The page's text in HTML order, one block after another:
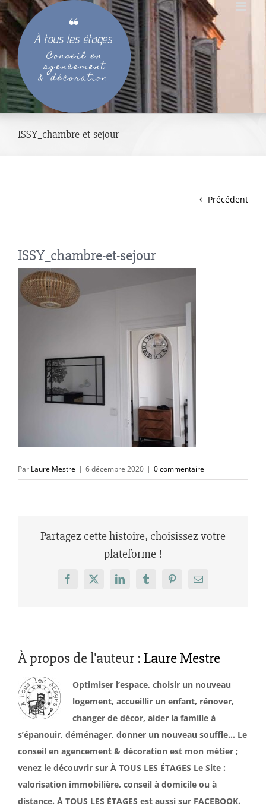
Passer
au
contenu
ISSY_chambre-et-sejour
Précédent
ISSY_chambre-et-sejour
Par Laure Mestre | 6 décembre 2020 | 0 commentaire
Partagez cette histoire, choisissez votre
plateforme !
Facebook
X LinkedInTumblrPinterestEmail
À propos de l'auteur : Laure Mestre
Optimiser l’espace, choisir un nouveau
logement, accueillir un enfant, rénover,
changer de décor, aider la famille à
s’épanouir, déménager, donner un nouveau souffle… Le
conseil en agencement & décoration est mon métier ;
venez le découvrir sur À TOUS LES ÉTAGES Le Site :
valorisation immobilière, conseil à domicile ou à
distance. À TOUS LES ÉTAGES est aussi sur FACEBOOK.